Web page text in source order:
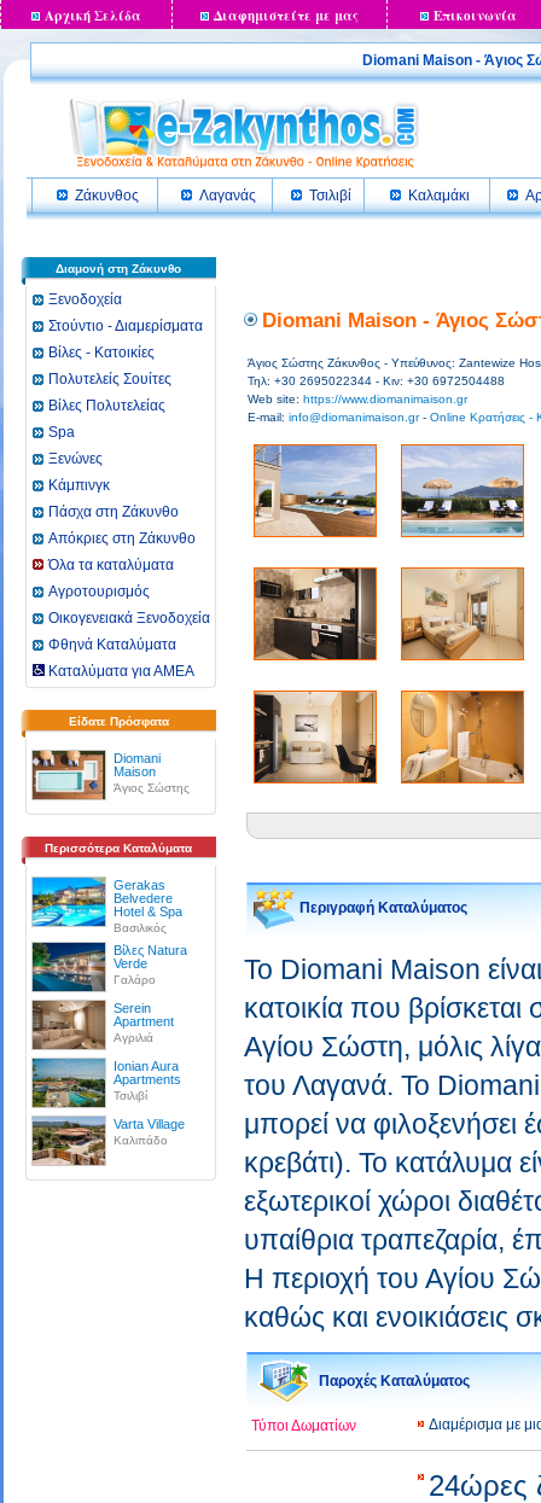
Αρχική Σελίδα Διαφημιστείτε με μας Επικοινωνία
Diomani Maison -
Ζάκυνθος Λαγανάς Τσιλιβί Καλαμάκι
Διαμονή στη Ζάκυνθο
Ξενοδοχεία
Στούντιο - Διαμερίσματα
Βίλες - Κατοικίες
Πολυτελείς Σουίτες
Βίλες Πολυτελείας
Spa
Ξενώνες
Κάμπινγκ
Πάσχα στη Ζάκυνθο
Απόκριες στη Ζάκυνθο
Όλα τα καταλύματα
Αγροτουρισμός
Οικογενειακά Ξενοδοχεία
Φθηνά Καταλύματα
Καταλύματα για ΑΜΕΑ
Είδατε Πρόσφατα
Diomani
Maison
Άγιος Σώστης
Περισσότερα Καταλύματα
Gerakas
Belvedere
Hotel & Spa
Βασιλικός
Βίλες Natura
Verde
Γαλάρο
Serein
Apartment
Αγριλιά
Ionian Aura
Apartments
Τσιλιβί
Varta Village
Καλιπάδο
Diomani Maison - Άγιος
Άγιος Σώστης Ζάκυνθος - Υπεύθυνος: Zantewize
Τηλ: +30 2695022344 - Κιν: +30 6972504488
Web site: https://www.diomanimaison.gr
E-mail: info@diomanimaison.gr- Online Κρατήσεις -
Περιγραφή Καταλύματος
Το Diomani Maison
κατοικία που
Αγίου Σώστη, μόλις
του Λαγανά. Το Diomani
μπορεί να
κρεβάτι). Το κατάλυμα
εξωτερικοί χώροι
υπαίθρια τραπεζαρία,
Η περιοχή του Αγίου
καθώς και ενοικιάσεις
Παροχές Καταλύματος
Τύποι Δωματίων Διαμέρισμα με
24ώρες